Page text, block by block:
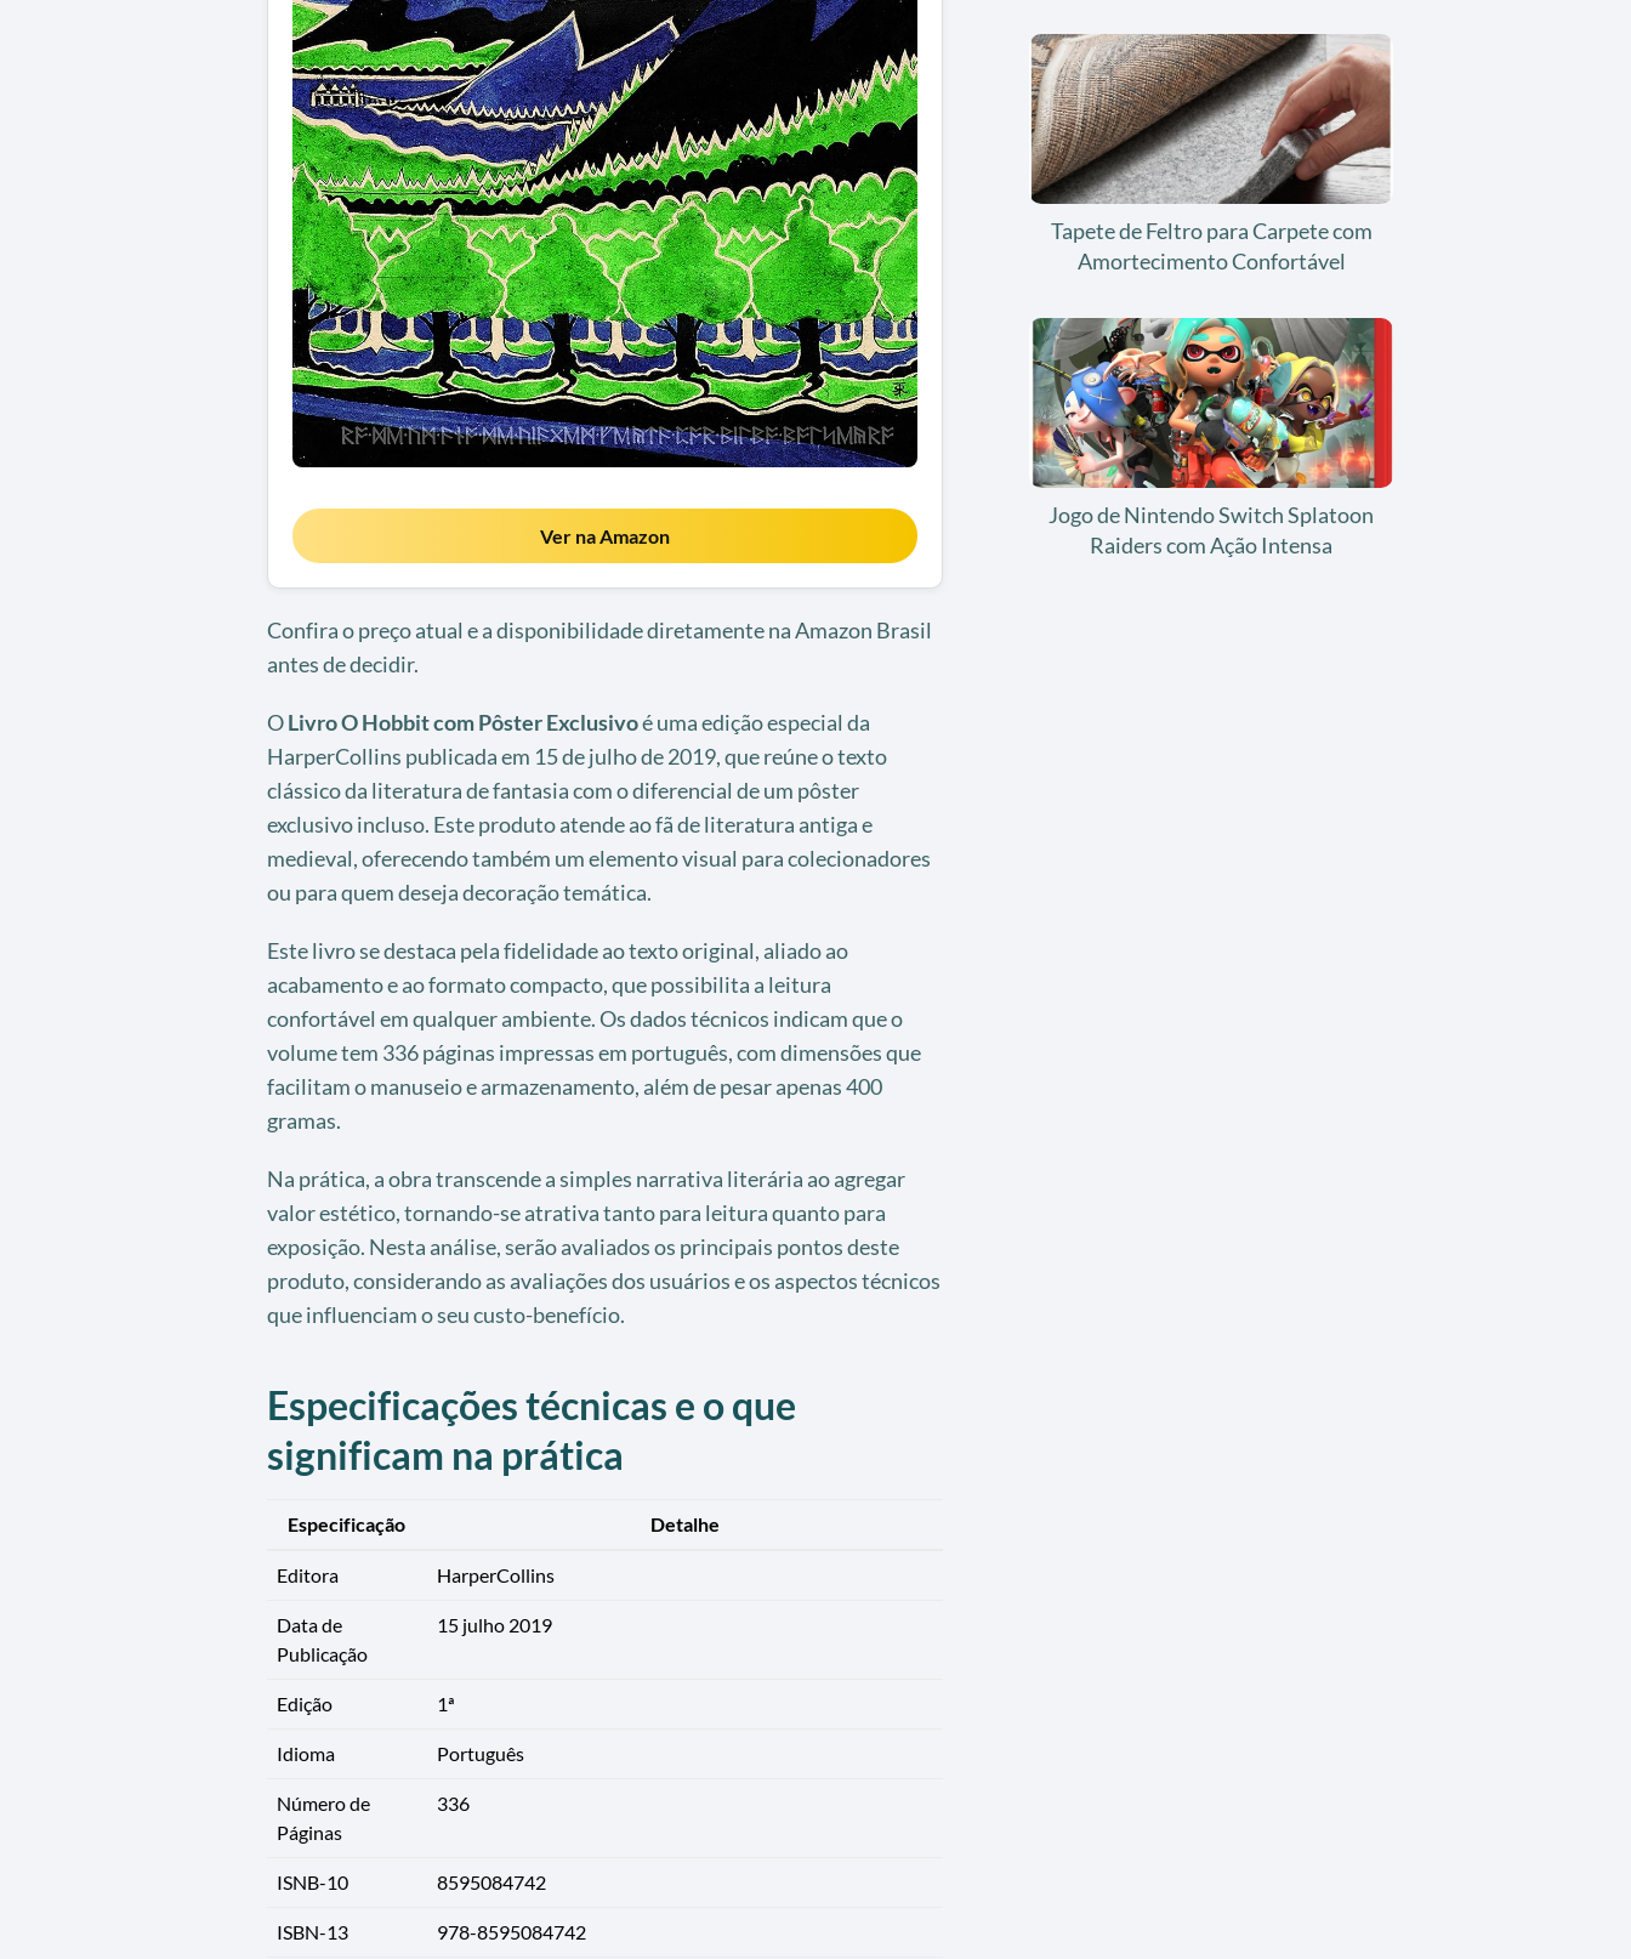
Ver na Amazon
Confira o preço atual e a disponibilidade diretamente na Amazon Brasil
antes de decidir.
OLivro O Hobbit com Pôster Exclusivoé uma edição especial da
HarperCollins publicada em 15 de julho de 2019, que reúne o texto
clássico da literatura de fantasia com o diferencial de um pôster
exclusivo incluso. Este produto atende ao fã de literatura antiga e
medieval, oferecendo também um elemento visual para colecionadores
ou para quem deseja decoração temática.
Este livro se destaca pela fidelidade ao texto original, aliado ao
acabamento e ao formato compacto, que possibilita a leitura
confortável em qualquer ambiente. Os dados técnicos indicam que o
volume tem 336 páginas impressas em português, com dimensões que
facilitam o manuseio e armazenamento, além de pesar apenas 400
gramas.
Na prática, a obra transcende a simples narrativa literária ao agregar
valor estético, tornando-se atrativa tanto para leitura quanto para
exposição. Nesta análise, serão avaliados os principais pontos deste
produto, considerando as avaliações dos usuários e os aspectos técnicos
que influenciam o seu custo-benefício.
Especificações técnicas e o que
significam na prática
Especificação Detalhe
Editora HarperCollins
Data de
Publicação
15 julho 2019
Edição 1ª
Idioma Português
Número de
Páginas
336
ISNB-10 8595084742
ISBN-13 978-8595084742
Tapete de Feltro para Carpete com
Amortecimento Confortável
Jogo de Nintendo Switch Splatoon
Raiders com Ação Intensa